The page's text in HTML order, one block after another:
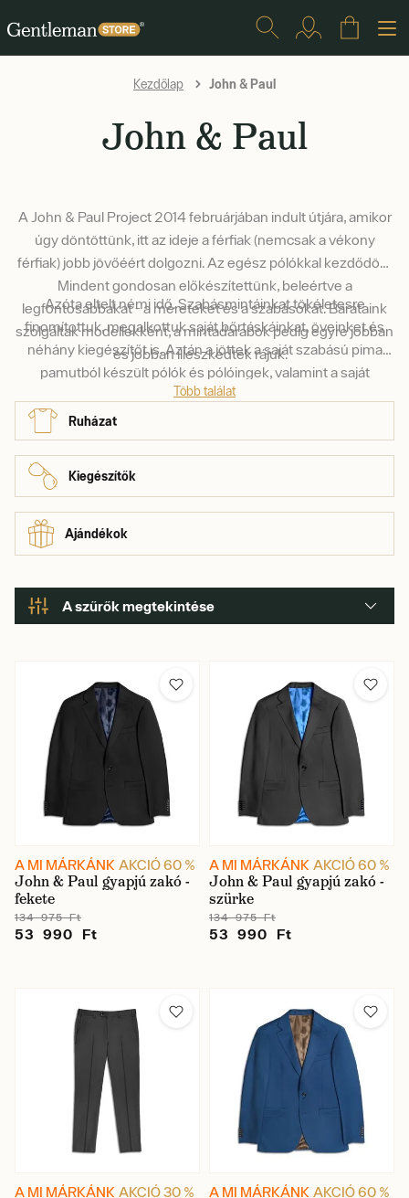
Kezdőlap John & Paul
John & Paul
A John & Paul Project 2014 februárjában indult útjára, amikor
úgy döntöttünk, itt az ideje a férfiak (nemcsak a vékony
férfiak) jobb jövőéért dolgozni. Az egész pólókkal kezdődött.
Mindent gondosan előkészítettünk, beleértve a
legfontosabbakat - a méreteket és a szabásokat. Barátaink
szolgáltak modellekként, a mintadarabok pedig egyre jobban
és jobban illeszkedtek rájuk.
Azóta eltelt némi idő. Szabásmintáinkat tökéletesre
finomítottuk, megalkottuk saját bőrtáskáinkat, öveinket és
néhány kiegészítőt is. Aztán a jöttek a saját szabású pima
pamutból készült pólók és pólóingek, valamint a saját
formális cipőcsaládunk. Legutolsó újításaink a könnyű
pulóverek, amelyekhez nemrég csatlakoztak a várva várt
chinók. Hogyan tovább? Meglátjuk, mit tartogat számunkra a
Több találat
Ruházat
Kiegészítők
Ajándékok
A szűrők megtekintése
A MI MÁRKÁNK AKCIÓ 60 %
John & Paul gyapjú zakó -
fekete
134 975 Ft
53 990 Ft
A MI MÁRKÁNK AKCIÓ 60 %
John & Paul gyapjú zakó -
szürke
134 975 Ft
53 990 Ft
A MI MÁRKÁNK AKCIÓ 30 % A MI MÁRKÁNK AKCIÓ 60 %